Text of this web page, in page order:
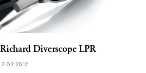
Diverscope LPR
2.02.2012